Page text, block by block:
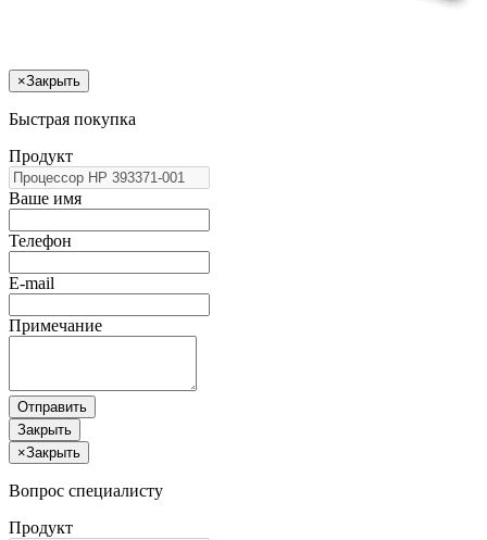
×Закрыть
Быстрая покупка
Продукт
Ваше имя
Телефон
E-mail
Примечание
Отправить
Закрыть
×Закрыть
Вопрос специалисту
Продукт